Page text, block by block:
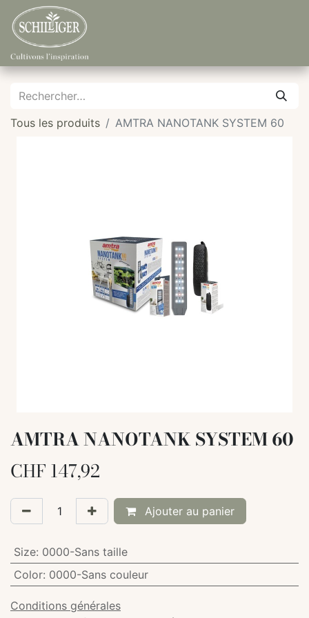
Tous les produits AMTRA NANOTANK SYSTEM 60
AMTRA NANOTANK SYSTEM 60
CHF 147,92
Ajouter au panier
Size: 0000-Sans taille
Color: 0000-Sans couleur
Conditions générales